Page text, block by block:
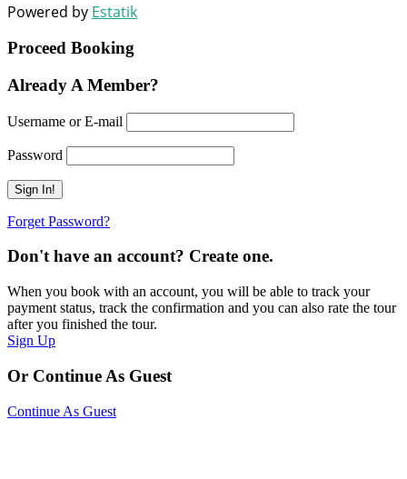
Powered by Estatik
Proceed Booking
Already A Member?
Username or E-mail
Password
Forget Password?
Don't have an account? Create one.
When you book with an account, you will be able to track your
payment status, track the confirmation and you can also rate the tour
after you finished the tour.
Sign Up
Or Continue As Guest
Continue As Guest